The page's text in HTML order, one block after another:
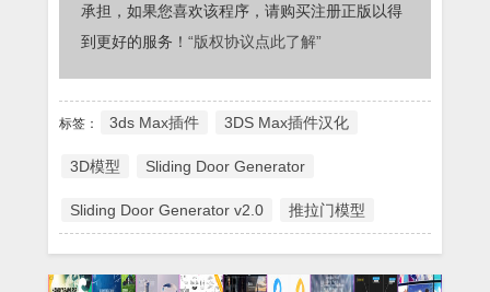
承担，如果您喜欢该程序，请购买注册正版以得
到更好的服务！ “版权协议点此了解”
标签： 3ds Max插件 3DS Max插件汉化
3D模型 Sliding Door Generator
Sliding Door Generator v2.0 推拉门模型